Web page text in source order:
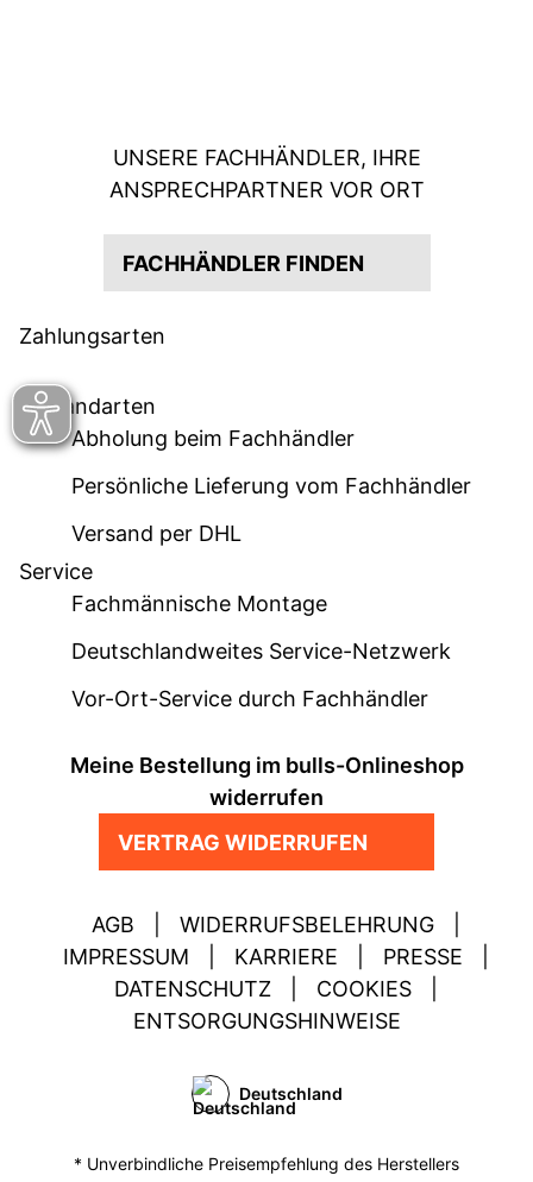
UNSERE FACHHÄNDLER, IHRE
ANSPRECHPARTNER VOR ORT
FACHHÄNDLER FINDEN
Zahlungsarten
Versandarten
Abholung beim Fachhändler
Persönliche Lieferung vom Fachhändler
Versand per DHL
Service
Fachmännische Montage
Deutschlandweites Service-Netzwerk
Vor-Ort-Service durch Fachhändler
Meine Bestellung im bulls-Onlineshop
widerrufen
VERTRAG WIDERRUFEN
AGB WIDERRUFSBELEHRUNG
IMPRESSUM
KARRIERE PRESSE
DATENSCHUTZ
COOKIES
ENTSORGUNGSHINWEISE
Deutschland
* Unverbindliche Preisempfehlung des Herstellers